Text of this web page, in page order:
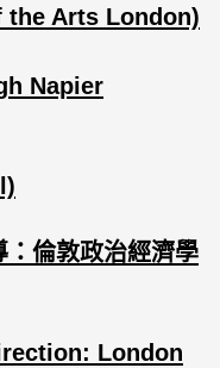
the Arts London)
Napier
倫敦政治經濟學
London